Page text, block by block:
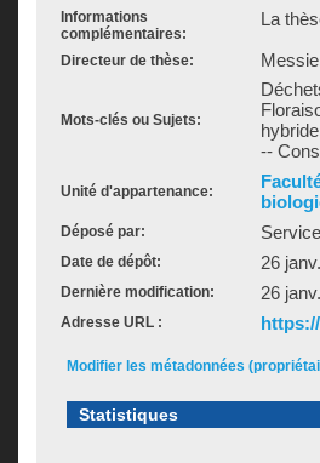
Informations
complémentaires:
La
Directeur de thèse:
Mots-clés ou Sujets:
--
Unité d'appartenance:
Déposé par:
Date de dépôt: 26
Dernière modification: 26
Adresse URL :
Modifier les métadonnées
Statistiques